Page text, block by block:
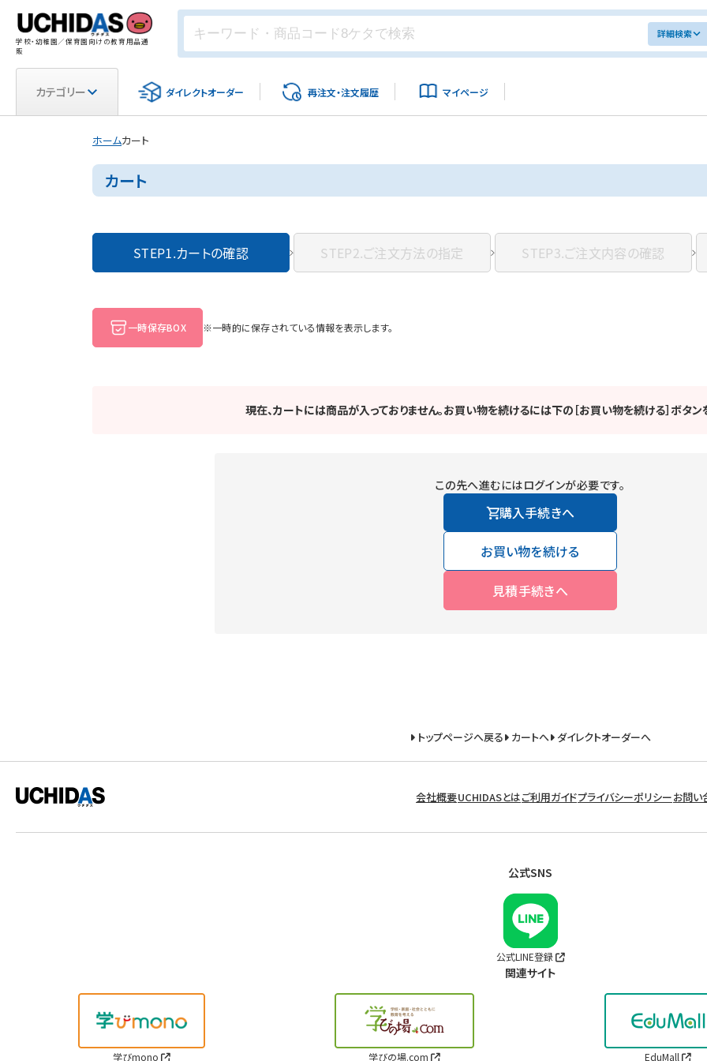
学校・幼稚園／保育園向けの教育用品通
販
詳細検索
カテゴリー ダイレクトオーダー 再注文・注文履歴 マイページ
ホームカート
カート
STEP1.カートの確認 STEP2.ご注文方法の指定 STEP3.ご注文内容の確認
一時保存BOX ※一時的に保存されている情報を表示します。
現在、カートには商品が入っておりません。お買い物を続けるには下の［お買い物を続ける］ボタン
この先へ進むにはログインが必要です。
購入手続きへ
お買い物を続ける
見積手続きへ
トップページへ戻る カートへ ダイレクトオーダーへ
会社概要UCHIDASとはご利用ガイドプライバシーポリシーお問い
公式SNS
公式LINE登録
関連サイト
学びmono 学びの場.com EduMall